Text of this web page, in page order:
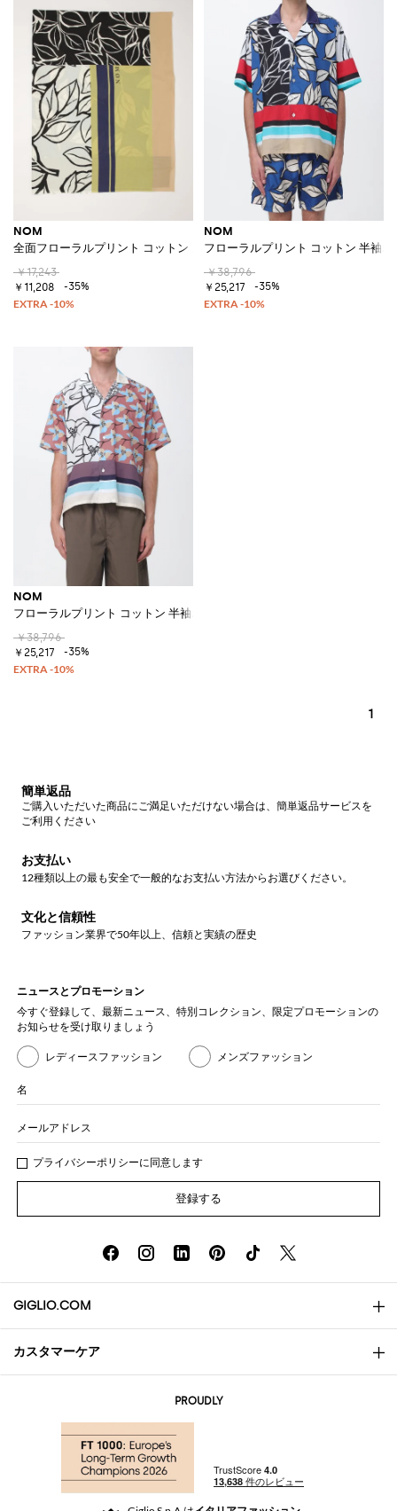
NOM
全面フローラルプリント コットン スカーフ
￥17,243
￥11,208
-35%
NOM
フローラルプリント コットン 半袖
￥38,796
￥25,217
-35%
NOM
フローラルプリント コットン 半袖ボウリングシャツ
￥38,796
￥25,217
-35%
1
簡単返品
ご購入いただいた商品にご満足いただけない場合は、簡単返品サービスを
ご利用ください
お支払い
12種類以上の最も安全で一般的なお支払い方法からお選びください。
文化と信頼性
ファッション業界で50年以上、信頼と実績の歴史
ニュースとプロモーション
今すぐ登録して、最新ニュース、特別コレクション、限定プロモーションの
お知らせを受け取りましょう
レディースファッション メンズファッション
名
メールアドレス
プライバシーポリシーに同意します
登録する
GIGLIO.COM
会社概要
Community Store
カスタマーケア
返品と返金
PROUDLY